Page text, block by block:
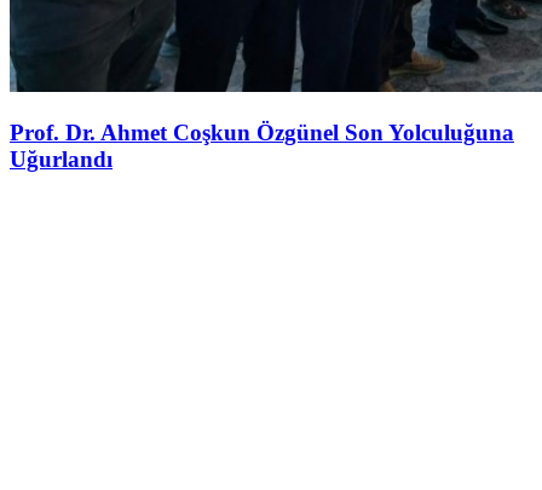
Prof. Dr. Ahmet Coşkun Özgünel Son Yolculuğuna
Uğurlandı